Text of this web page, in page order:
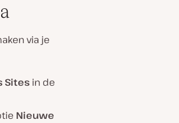
via je
Sites in de
Nieuwe